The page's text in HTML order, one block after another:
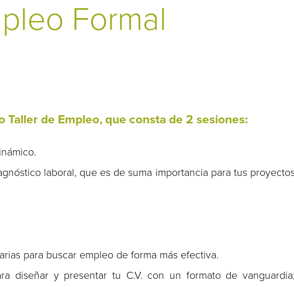
Formal
Taller de Empleo, que consta de 2 sesiones:
laboral, que es de suma importancia para tus
para buscar empleo de forma más efectiva.
diseñar y presentar tu C.V. con un formato de